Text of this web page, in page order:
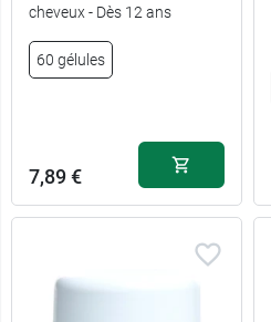
cheveux - Dès 12 ans
60 gélules
7,89 €